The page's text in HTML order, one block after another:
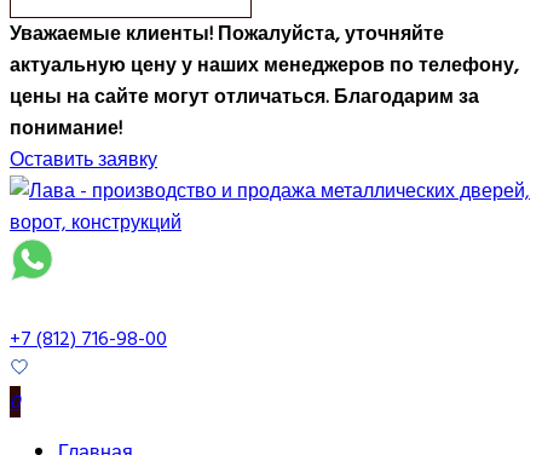
Уважаемые клиенты! Пожалуйста, уточняйте
актуальную цену у наших менеджеров по телефону,
цены на сайте могут отличаться. Благодарим за
понимание!
Оставить заявку
+7 (812) 716-98-00
0